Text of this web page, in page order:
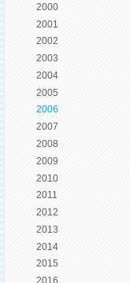
2000
2001
2002
2003
2004
2005
2006
2007
2008
2009
2010
2011
2012
2013
2014
2015